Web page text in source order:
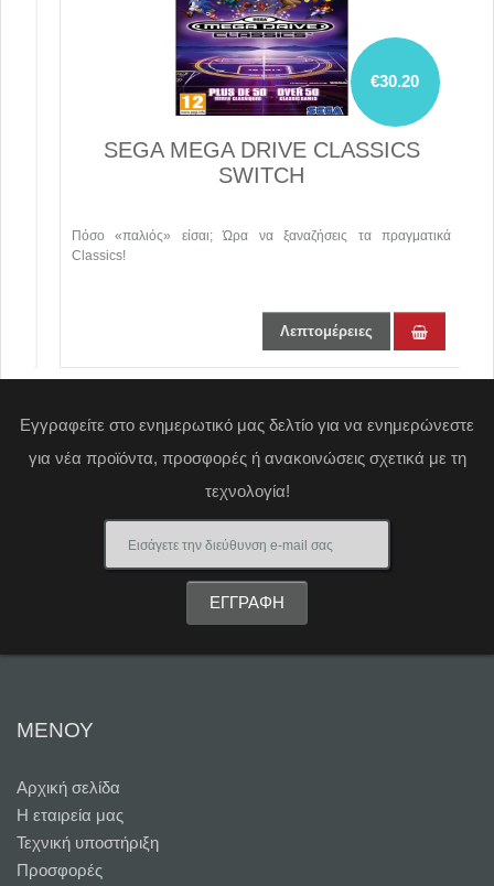
€30.20
SEGA MEGA DRIVE CLASSICS
SWITCH
Πόσο «παλιός» είσαι; Ώρα να ξαναζήσεις τα πραγματικά
Classics!
Λεπτομέρειες
Εγγραφείτε στο ενημερωτικό μας δελτίο για να ενημερώνεστε
για νέα προϊόντα, προσφορές ή ανακοινώσεις σχετικά με τη
τεχνολογία!
ΜΕΝΟΥ
Αρχική σελίδα
Η εταιρεία μας
Τεχνική υποστήριξη
Προσφορές